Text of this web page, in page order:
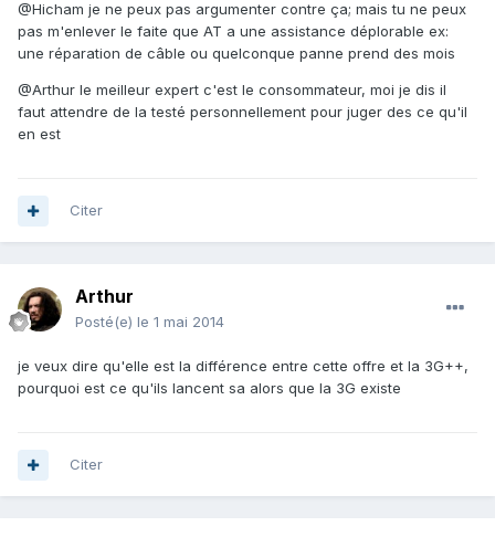
@Hicham je ne peux pas argumenter contre ça; mais tu ne peux
pas m'enlever le faite que AT a une assistance déplorable ex:
une réparation de câble ou quelconque panne prend des mois
@Arthur le meilleur expert c'est le consommateur, moi je dis il
faut attendre de la testé personnellement pour juger des ce qu'il
en est
Citer
Arthur
Posté(e) le 1 mai 2014
je veux dire qu'elle est la différence entre cette offre et la 3G++,
pourquoi est ce qu'ils lancent sa alors que la 3G existe
Citer